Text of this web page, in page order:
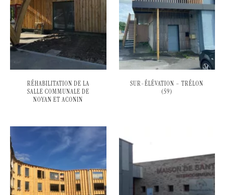
RÉHABILITATION DE LA
SALLE COMMUNALE DE
NOYAN ET ACONIN
SUR-ÉLÉVATION – TRÉLON
(59)